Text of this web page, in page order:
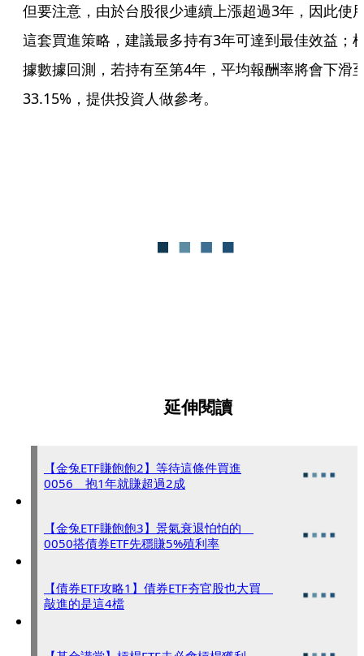
但要注意，由於台股很少連續上漲超過3年，因此使
這套買進策略，建議最多持有3年可達到最佳效益；
據數據回測，若持有至第4年，平均報酬率將會下滑
33.15%，提供投資人做參考。
延伸閱讀
【金兔ETF賺飽飽2】等待這條件買進
0056 抱1年就賺超過2成
【金兔ETF賺飽飽3】景氣衰退怕怕的
0050搭債券ETF先穩賺5%殖利率
【債券ETF攻略1】債券ETF夯官股也大買
敲進的是這4檔